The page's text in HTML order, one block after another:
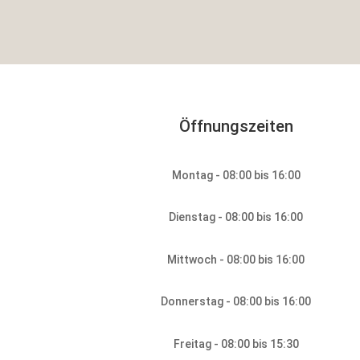
Öffnungszeiten
Montag - 08:00 bis 16:00
Dienstag - 08:00 bis 16:00
Mittwoch - 08:00 bis 16:00
Donnerstag - 08:00 bis 16:00
Freitag - 08:00 bis 15:30